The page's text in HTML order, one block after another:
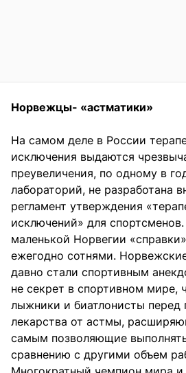
Норвежцы- «астматики»
На самом деле в России
исключения выдаются
преувеличения, по одному в
лабораторий, не разработана
регламент утверждения
исключений» для
маленькой Норвегии
ежегодно сотнями.
давно стали спортивным
не секрет в спортивном мире,
лыжники и биатлонисты перед
лекарства от астмы,
самым позволяющие
сравнению с другими объем